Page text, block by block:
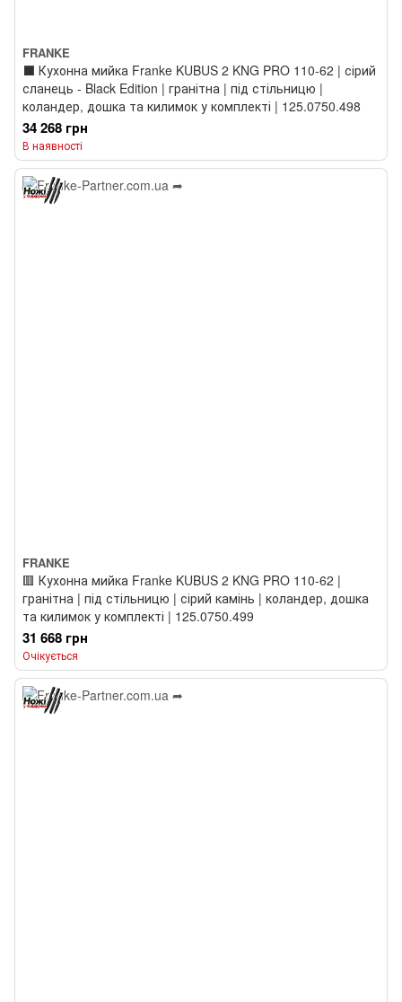
FRANKE
⬛️ Кухонна мийка Franke KUBUS 2 KNG PRO 110-62 | сірий
сланець - Black Edition | гранітна | під стільницю |
коландер, дошка та килимок у комплекті | 125.0750.498
34 268 грн
В наявності
FRANKE
🟥 Кухонна мийка Franke KUBUS 2 KNG PRO 110-62 |
гранітна | під стільницю | сірий камінь | коландер, дошка
та килимок у комплекті | 125.0750.499
31 668 грн
Очікується